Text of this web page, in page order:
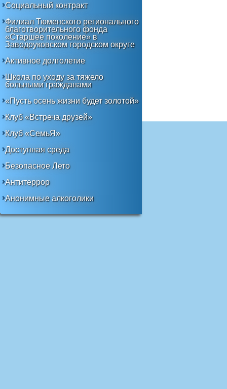
Социальный контракт
Филиал Тюменского регионального
благотворительного фонда
«Старшее поколение» в
Заводоуковском городском округе
Активное долголетие
Школа по уходу за тяжело
больными гражданами
«Пусть осень жизни будет золотой»
Клуб «Встреча друзей»
Клуб «СемьЯ»
Доступная среда
Безопасное Лето
Антитеррор
Анонимные алкоголики